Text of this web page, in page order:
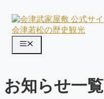
キ
ッ
メ
ー
お知らせ一覧